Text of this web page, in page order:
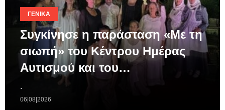
ΓΕΝΙΚΆ
Συγκίνησε η παράσταση «Με τη
σιωπή» του Κέντρου Ημέρας
Αυτισμού και του…
.
06|08|2026